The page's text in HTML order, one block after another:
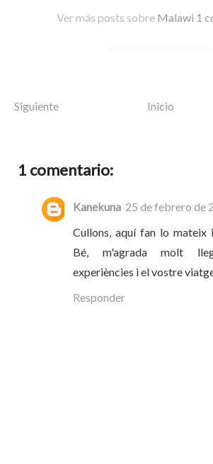
Ver más posts sobre Malawi 1
Siguiente Inicio
1 comentario:
Kanekuna 25 de febrero de
Cullons, aquí fan lo mateix
Bé, m'agrada molt
experiències i el vostre
Responder